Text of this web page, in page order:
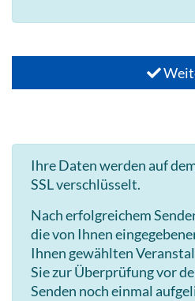
Ihre Daten werden auf
SSL verschlüsselt.
Nach erfolgreichem
die von Ihnen
Ihnen gewählten
Sie zur Überprüfung vor
Senden noch einmal